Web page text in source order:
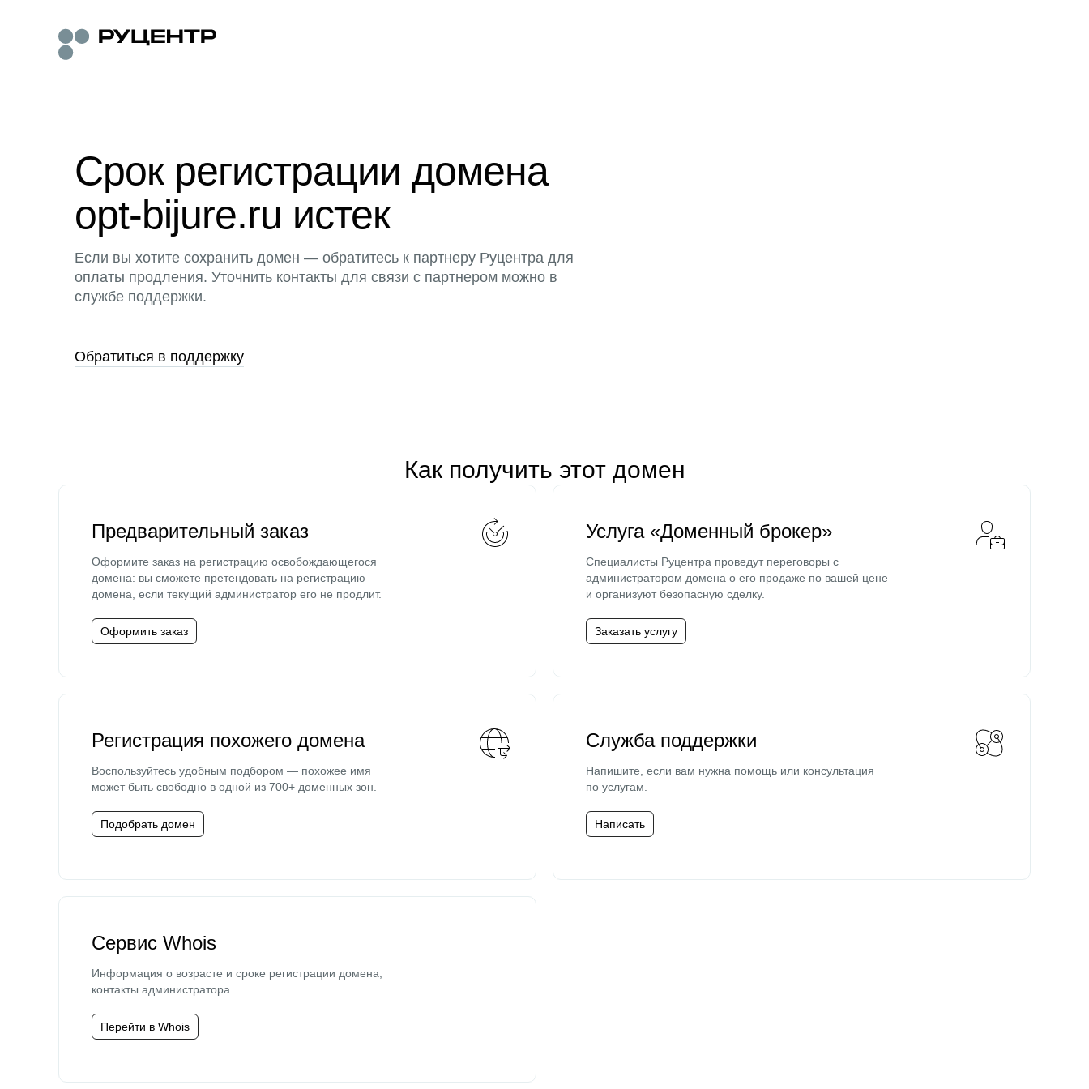
Срок регистрации домена
opt-bijure.ru истек
Если вы хотите сохранить домен — обратитесь к партнеру Руцентра для
оплаты продления. Уточнить контакты для связи с партнером можно в
службе поддержки.
Обратиться в поддержку
Как получить этот домен
Предварительный заказ
Оформите заказ на регистрацию освобождающегося
домена: вы сможете претендовать на регистрацию
домена, если текущий администратор его не продлит.
Оформить заказ
Услуга «Доменный брокер»
Специалисты Руцентра проведут переговоры с
администратором домена о его продаже по вашей цене
и организуют безопасную сделку.
Заказать услугу
Регистрация похожего домена
Воспользуйтесь удобным подбором — похожее имя
может быть свободно в одной из 700+ доменных зон.
Подобрать домен
Служба поддержки
Напишите, если вам нужна помощь или консультация
по услугам.
Написать
Сервис Whois
Информация о возрасте и сроке регистрации домена,
контакты администратора.
Перейти в Whois